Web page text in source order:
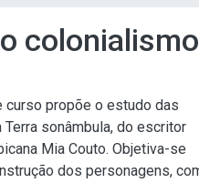
curso propõe o estudo das
sonâmbula, do escritor
Mia Couto. Objetiva-se
dos personagens,